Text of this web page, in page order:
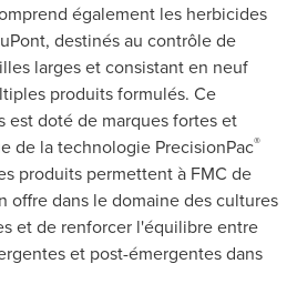
également les herbicides
destinés au contrôle de
larges et consistant en neuf
produits formulés. Ce
doté de marques fortes et
de la technologie PrecisionPac®
produits permettent à FMC de
offre dans le domaine des cultures
et de renforcer l'équilibre entre
et post-émergentes dans